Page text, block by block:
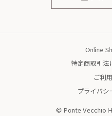
Online
特定商取引法
ご利
プライバシ
© Ponte Vecchio